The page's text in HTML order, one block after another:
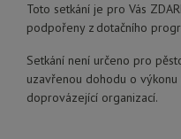
Toto setkání je pro Vás
podpořeny z dotačního
Setkání není určeno pro
uzavřenou dohodu o
doprovázející organizací.